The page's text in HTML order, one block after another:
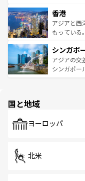
とつ。フォ
ひ現地で味
が旅行者を
参照してほ
の活気が交
帯で自然と
いビーチで
激する。気
が待ってい
た文化、そ
香港
アジアと西
もっている
み、どこを
ており、効
うな絶景か
シンガポ
アジアの交
シンガポー
で、ホーカ
国と地域
ヨーロッパ
北米